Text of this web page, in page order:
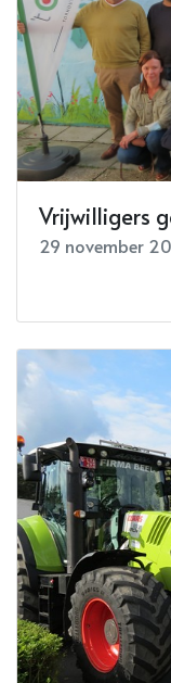
Vrijwilligers
29 november